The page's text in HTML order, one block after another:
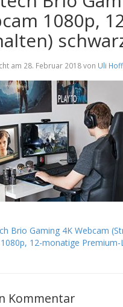
1080p,
am 28. Februar 2018 von Uli
Brio Gaming 4K Webcam
12-monatige Premium-
Kommentar